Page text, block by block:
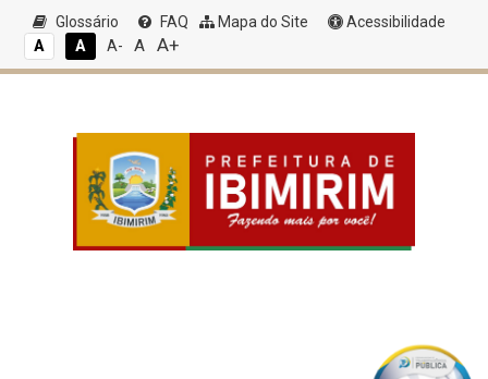
Glossário FAQ Mapa do Site
Acessibilidade
A
A A- A A+